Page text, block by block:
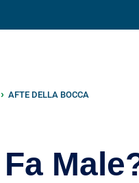
AFTE DELLA BOCCA